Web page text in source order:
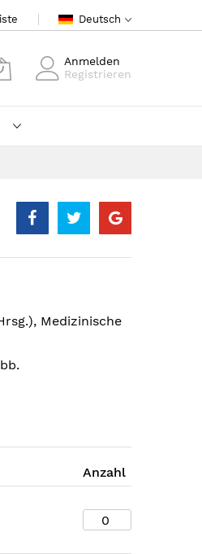
Deutsch
Anmelden
Registrieren
Medizinische
Anzahl